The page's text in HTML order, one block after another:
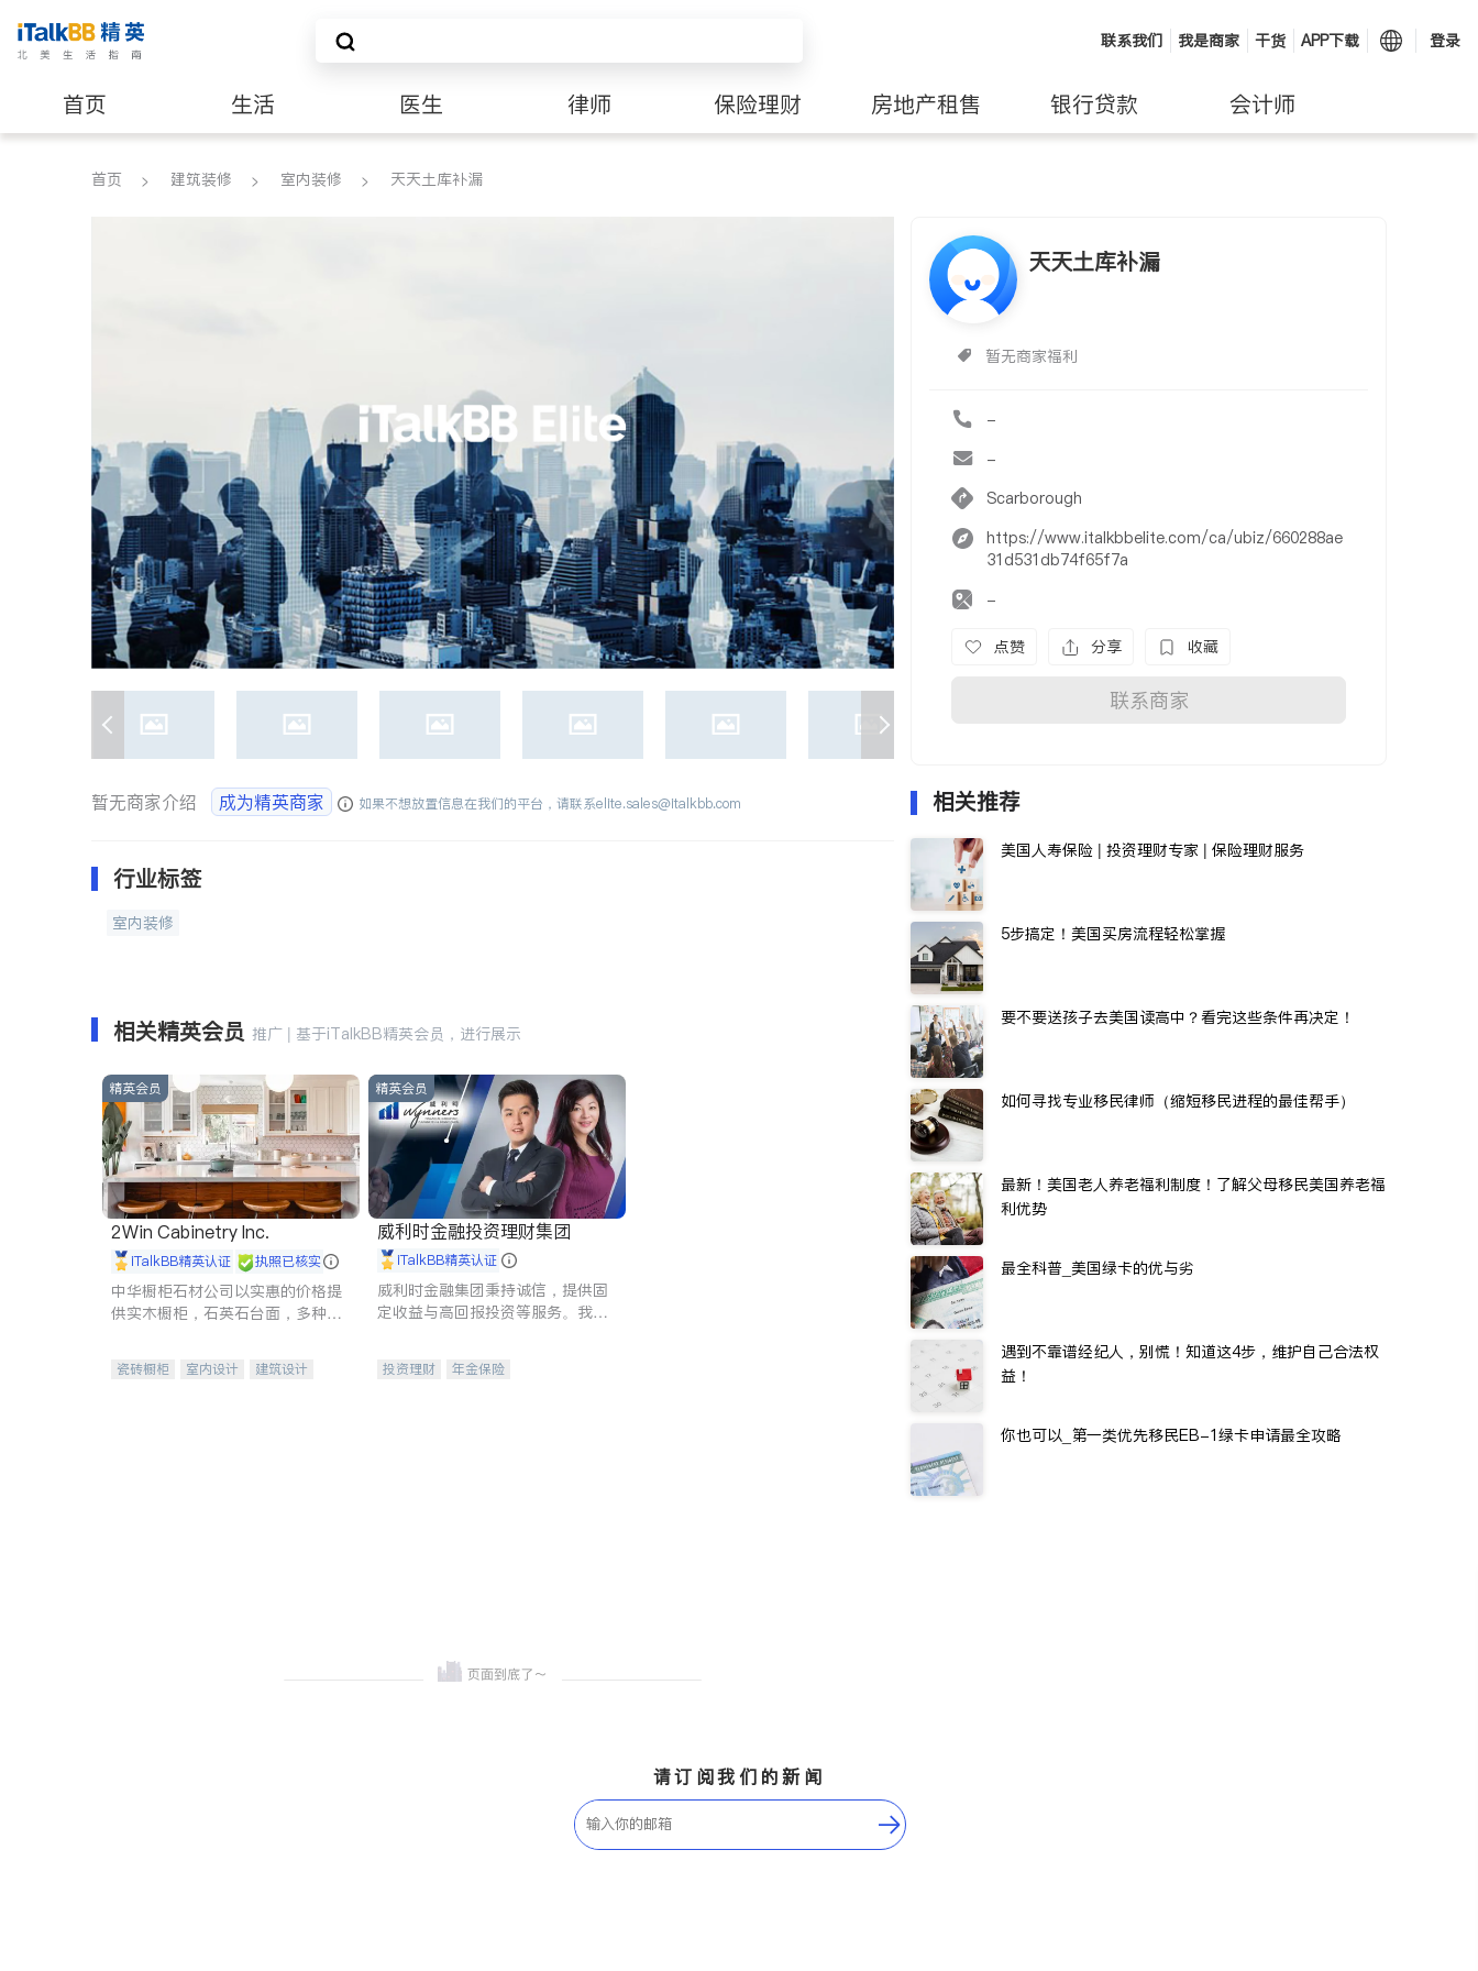
联系我们 我是商家 干货 APP下载 登录
首页 生活 医生 律师 保险理财 房地产租售 银行贷款 会计师
建筑装修
首页 建筑装修 室内装修 天天土库补漏
天天土库补漏
暂无商家福利
-
-
Scarborough
https://www.italkbbelite.com/ca/ubiz/660288ae
31d531db74f65f7a
-
点赞 分享 收藏
联系商家
暂无商家介绍 成为精英商家 如果不想放置信息在我们的平台，请联系elite.sales@italkbb.com
行业标签
室内装修
相关精英会员 推广 | 基于iTalkBB精英会员，进行展示
精英会员
2Win Cabinetry Inc.
iTalkBB精英认证 执照已核实
中华橱柜石材公司以实惠的价格提
供实木橱柜，石英石台面，多种优
机。品质厨房，家的选择。
瓷砖橱柜 室内设计
建筑设计
精英会员
威利时金融投资理财集团
iTalkBB精英认证
威利时金融集团秉持诚信，提供固
定收益与高回报投资等服务。我们
元化组合，助力客户实现目标
投资理财
年金保险
相关推荐
美国人寿保险 | 投资理财专家 | 保险理财服务
5步搞定！美国买房流程轻松掌握
要不要送孩子去美国读高中？看完这些条件再决定！
如何寻找专业移民律师（缩短移民进程的最佳帮手）
最新！美国老人养老福利制度！了解父母移民美国养老福
利优势
最全科普_美国绿卡的优与劣
遇到不靠谱经纪人，别慌！知道这4步，维护自己合法权
益！
你也可以_第一类优先移民EB-1绿卡申请最全攻略
请订阅我们的新闻